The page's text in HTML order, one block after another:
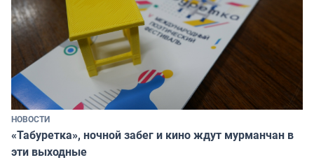
НОВОСТИ
«Табуретка», ночной забег и кино ждут мурманчан в
эти выходные